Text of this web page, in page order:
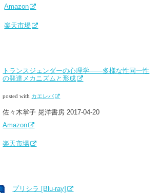
Amazon
楽天市場
トランスジェンダーの心理学――多様な性同一性
の発達メカニズムと形成
posted with カエレバ
佐々木掌子 晃洋書房 2017-04-20
Amazon
楽天市場
プリシラ [Blu-ray]